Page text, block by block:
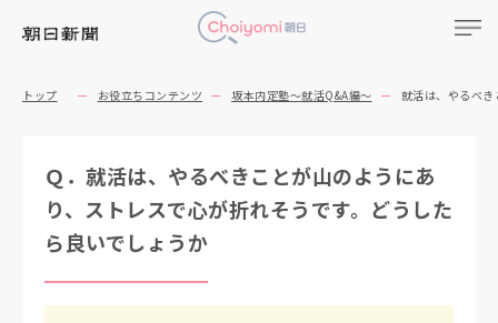
トップ お役立ちコンテンツ 坂本内定塾～就活Q&A編～ 就活は、やるべ
Ｑ．就活は、やるべきことが山のようにあ
り、ストレスで心が折れそうです。どうした
ら良いでしょうか